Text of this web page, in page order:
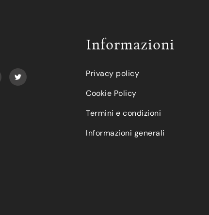
Informazioni
Privacy policy
Cookie Policy
Termini e condizioni
Informazioni generali